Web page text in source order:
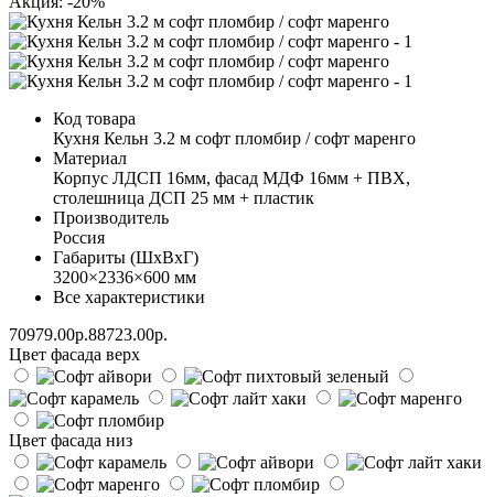
Код товара
Кухня Кельн 3.2 м софт пломбир / софт маренго
Материал
Корпус ЛДСП 16мм, фасад МДФ 16мм + ПВХ,
столешница ДСП 25 мм + пластик
Производитель
Россия
Габариты (ШхВхГ)
3200×2336×600 мм
Все характеристики
70979.00р.88723.00р.
Цвет фасада верх
Цвет фасада низ